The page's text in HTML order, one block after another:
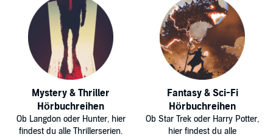
Mystery & Thriller
Hörbuchreihen
Ob Langdon oder Hunter, hier
findest du alle Thrillerserien.
Fantasy & Sci-Fi
Hörbuchreihen
Ob Star Trek oder Harry Potter,
hier findest du alle